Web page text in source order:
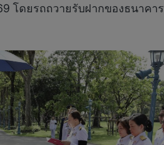
โดยรถถวายรับฝากของธนาคาร